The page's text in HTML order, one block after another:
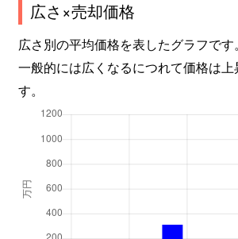
広さ×売却価格
広さ別の平均価格を表したグラフです。
一般的には広くなるにつれて価格は上
す。